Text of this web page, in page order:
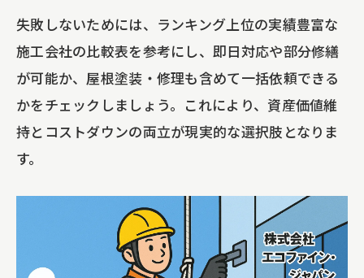
的な進め方
不動産管理会社向け修繕のプロが伝授する極
不動産管理会社向け修繕工事の費用比較
無足場ロープアクセス工法の安全性を高
める方法
失敗しないためには、ランキング上位の実績豊富な
施工会社の比較表を参考にし、即日対応や部分修繕
が可能か、屋根塗装・修理も含めて一括依頼できる
かをチェックしましょう。これにより、資産価値維
持とコストダウンの両立が現実的な選択肢となりま
す。